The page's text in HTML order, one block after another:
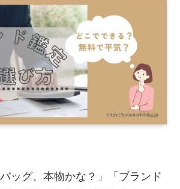
バッグ、本物かな？」「ブランド